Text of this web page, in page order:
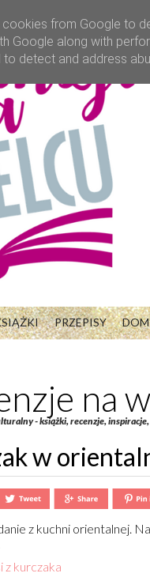
PRZEPISY DOM
na
- książki, recenzje,
w
z kuchni orientalnej.
z kurczaka
cookies from Google to
Google along with
to detect and address